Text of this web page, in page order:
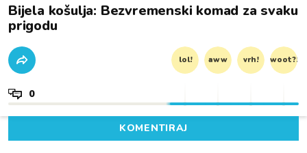
Bijela košulja: Bezvremenski komad za svaku
prigodu
lol! aww vrh! woot?!
0
KOMENTIRAJ